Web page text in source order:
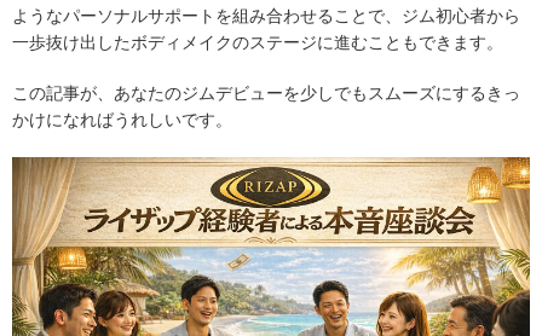
ようなパーソナルサポートを組み合わせることで、ジム初心者から
一歩抜け出したボディメイクのステージに進むこともできます。
この記事が、あなたのジムデビューを少しでもスムーズにするきっ
かけになればうれしいです。